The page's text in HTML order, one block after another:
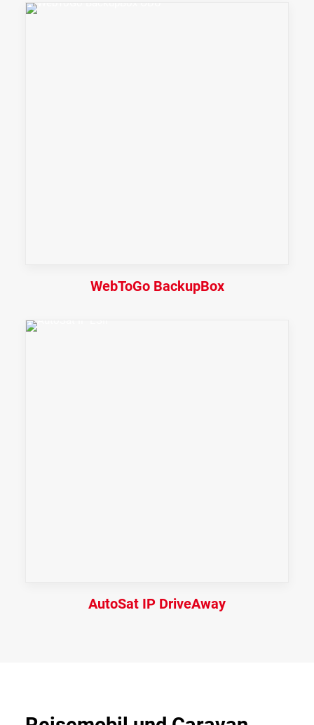
WebToGo BackupBox
AutoSat IP DriveAway